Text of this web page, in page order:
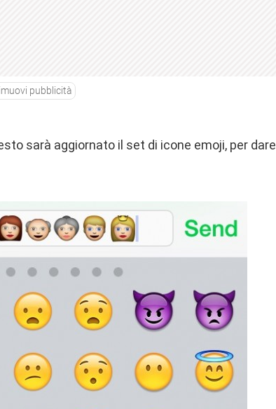
pubblicità
sarà aggiornato il set di icone emoji, per dare